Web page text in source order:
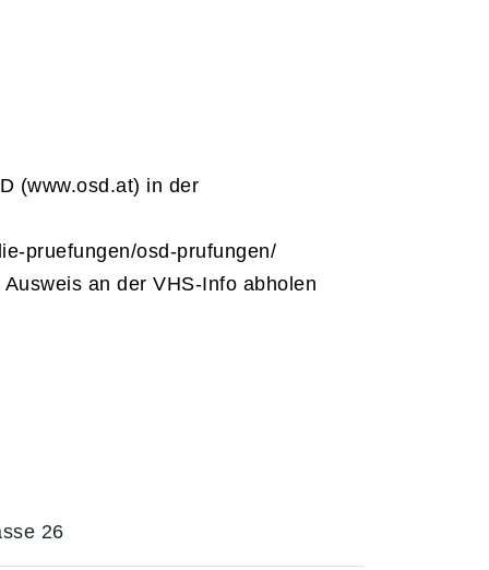
(www.osd.at) in der
pruefungen/osd-prufungen/
an der VHS-Info abholen
26